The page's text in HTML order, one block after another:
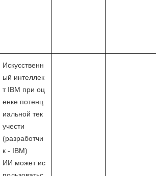
Искусственн
ый интеллек
т IBM при оц
енке потенц
иальной тек
учести
(разработчи
к - IBM)
ИИ может ис